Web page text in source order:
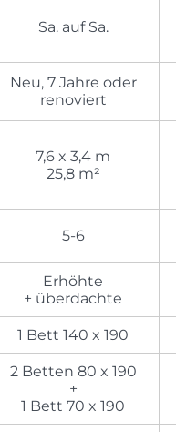
Sa. auf Sa.
Neu, 7 Jahre oder
renoviert
7,6 x 3,4 m
25,8 m²
5-6
Erhöhte
+ überdachte
1 Bett 140 x 190
2 Betten 80 x 190
+
1 Bett 70 x 190